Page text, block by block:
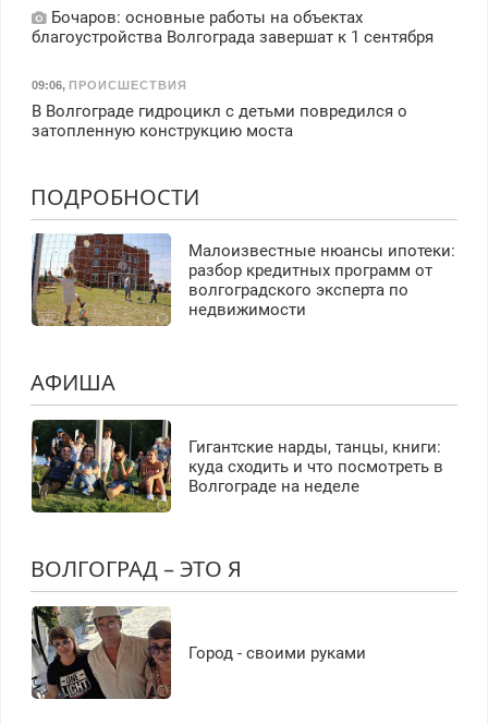
Бочаров: основные работы на объектах
благоустройства Волгограда завершат к 1 сентября
09:06, ПРОИСШЕСТВИЯ
В Волгограде гидроцикл с детьми повредился о
затопленную конструкцию моста
ПОДРОБНОСТИ
Малоизвестные нюансы ипотеки:
разбор кредитных программ от
волгоградского эксперта по
недвижимости
АФИША
Гигантские нарды, танцы, книги:
куда сходить и что посмотреть в
Волгограде на неделе
ВОЛГОГРАД – ЭТО Я
Город - своими руками